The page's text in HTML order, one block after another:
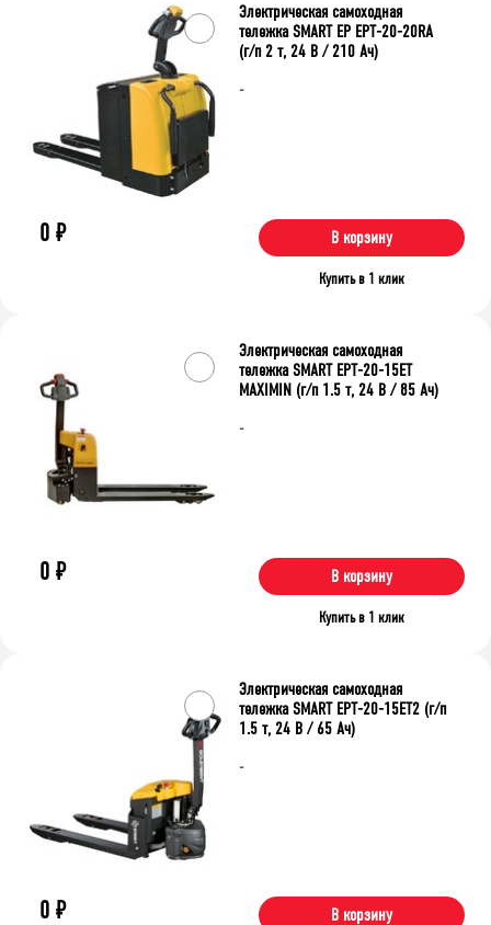
-
Электрическая самоходная
тележка SMART EP EPT-20-20RA
(г/п 2 т, 24 В / 210 Ач)
0 ₽ В корзину
Купить в 1 клик
-
Электрическая самоходная
тележка SMART EPT-20-15ET
MAXIMIN (г/п 1.5 т, 24 В / 85 Ач)
0 ₽ В корзину
Купить в 1 клик
-
Электрическая самоходная
тележка SMART EPT-20-15ET2 (г/п
1.5 т, 24 В / 65 Ач)
0 ₽ В корзину